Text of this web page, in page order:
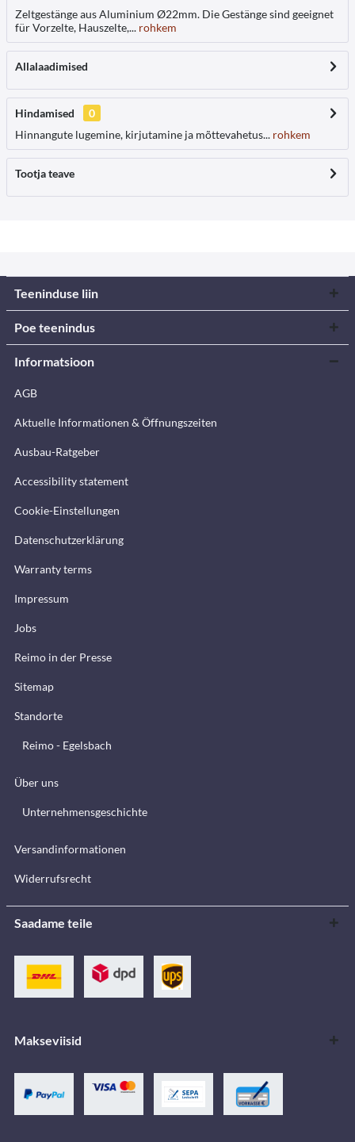
Zeltgestänge aus Aluminium Ø22mm. Die Gestänge sind geeignet
für Vorzelte, Hauszelte,... rohkem
Allalaadimised
Hindamised
0
Hinnangute lugemine, kirjutamine ja mõttevahetus... rohkem
Tootja teave
Teeninduse liin
Poe teenindus
Informatsioon
AGB
Aktuelle Informationen & Öffnungszeiten
Ausbau-Ratgeber
Accessibility statement
Cookie-Einstellungen
Datenschutzerklärung
Warranty terms
Impressum
Jobs
Reimo in der Presse
Sitemap
Standorte
Reimo - Egelsbach
Über uns
Unternehmensgeschichte
Versandinformationen
Widerrufsrecht
Saadame teile
Makseviisid